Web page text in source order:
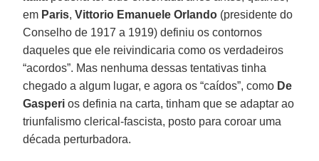
em Paris,Vittorio Emanuele Orlando (presidente do
Conselho de 1917 a 1919) definiu os contornos
daqueles que ele reivindicaria como os verdadeiros
“acordos”. Mas nenhuma dessas tentativas tinha
chegado a algum lugar, e agora os “caídos”, como De
Gasperi os definia na carta, tinham que se adaptar ao
triunfalismo clerical-fascista, posto para coroar uma
década perturbadora.